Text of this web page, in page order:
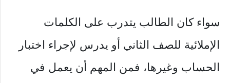
سواء كان الطالب يتدرب على الكلمات
الإملائية للصف الثاني أو يدرس لإجراء اختبار
الحساب وغيرها، فمن المهم أن يعمل في